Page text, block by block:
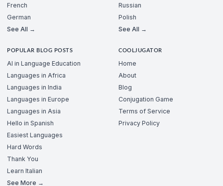
French
German
See All →
Russian
Polish
See All →
POPULAR BLOG POSTS
AI in Language Education
Languages in Africa
Languages in India
Languages in Europe
Languages in Asia
Hello in Spanish
Easiest Languages
Hard Words
Thank You
Learn Italian
See More →
COOLJUGATOR
Home
About
Blog
Conjugation Game
Terms of Service
Privacy Policy